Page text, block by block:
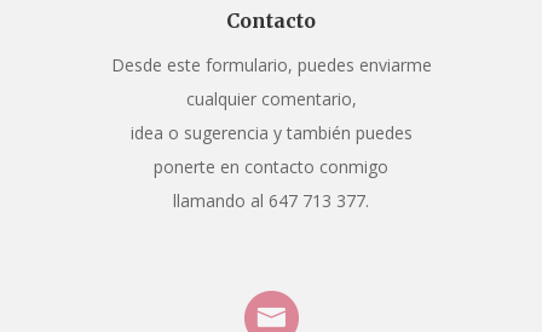
Contacto
Desde este formulario, puedes enviarme
cualquier comentario,
idea o sugerencia y también puedes
ponerte en contacto conmigo
llamando al 647 713 377.